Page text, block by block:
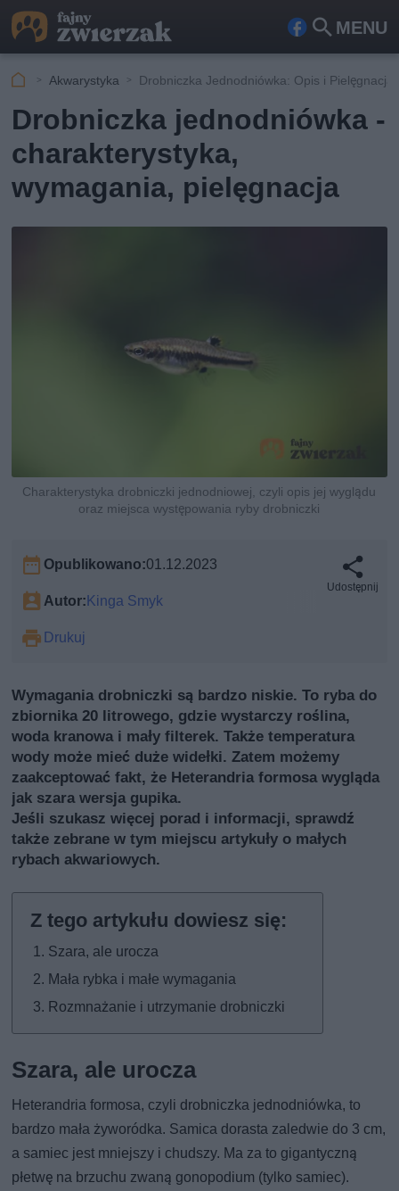
MENU
Fa
ook
Szu
kaj
Akwarystyka Drobniczka Jednodniówka: Opis i Pielęgnacja
Drobniczka jednodniówka -
charakterystyka,
wymagania, pielęgnacja
Charakterystyka drobniczki jednodniowej, czyli opis jej wyglądu
oraz miejsca występowania ryby drobniczki
Opublikowano:01.12.2023
Autor:Kinga Smyk
Drukuj
Udostępnij
Wymagania drobniczki są bardzo niskie. To ryba do
zbiornika 20 litrowego, gdzie wystarczy roślina,
woda kranowa i mały filterek. Także temperatura
wody może mieć duże widełki. Zatem możemy
zaakceptować fakt, że Heterandria formosa wygląda
jak szara wersja gupika.
Jeśli szukasz więcej porad i informacji, sprawdź
także zebrane w tym miejscu artykuły o małych
rybach akwariowych.
Szara, ale urocza
Mała rybka i małe wymagania
Rozmnażanie i utrzymanie drobniczki
Szara, ale urocza
Heterandria formosa, czyli drobniczka jednodniówka, to
bardzo mała żyworódka. Samica dorasta zaledwie do 3 cm,
a samiec jest mniejszy i chudszy. Ma za to gigantyczną
płetwę na brzuchu zwaną gonopodium (tylko samiec).